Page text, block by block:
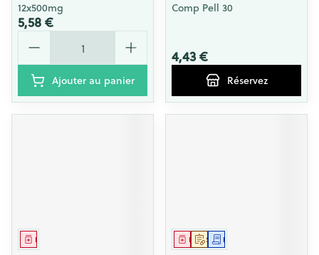
12x500mg
5,58 €
Quantité
Ajouter au panier
Comp Pell 30
4,43 €
Réservez
Médicament Sur prescription
MédicamentDemande écrite